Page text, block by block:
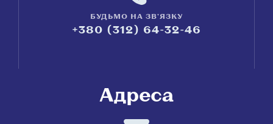
БУДЬМО НА ЗВ'ЯЗКУ
+380 (312) 64-32-46
Адреса